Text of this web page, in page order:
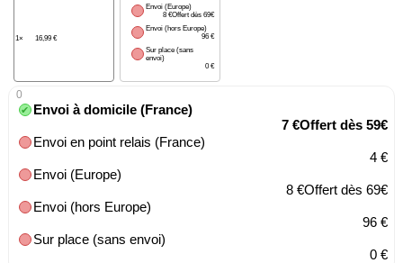
1× 16,99 €
Envoi (Europe)
8 €Offert dès 69€
Envoi (hors Europe)
96 €
Sur place (sans
envoi)
0 €
0
Envoi à domicile (France)
7 €Offert dès 59€
Envoi en point relais (France)
4 €
Envoi (Europe)
8 €Offert dès 69€
Envoi (hors Europe)
96 €
Sur place (sans envoi)
0 €